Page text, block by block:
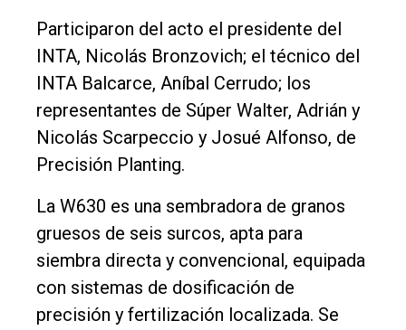
Fúnebres
Edición
Empresa
Nosotros
Contacto
Participaron del acto el presidente del
INTA, Nicolás Bronzovich; el técnico del
INTA Balcarce, Aníbal Cerrudo; los
representantes de Súper Walter, Adrián y
Nicolás Scarpeccio y Josué Alfonso, de
Precisión Planting.
La W630 es una sembradora de granos
gruesos de seis surcos, apta para
siembra directa y convencional, equipada
con sistemas de dosificación de
precisión y fertilización localizada. Se